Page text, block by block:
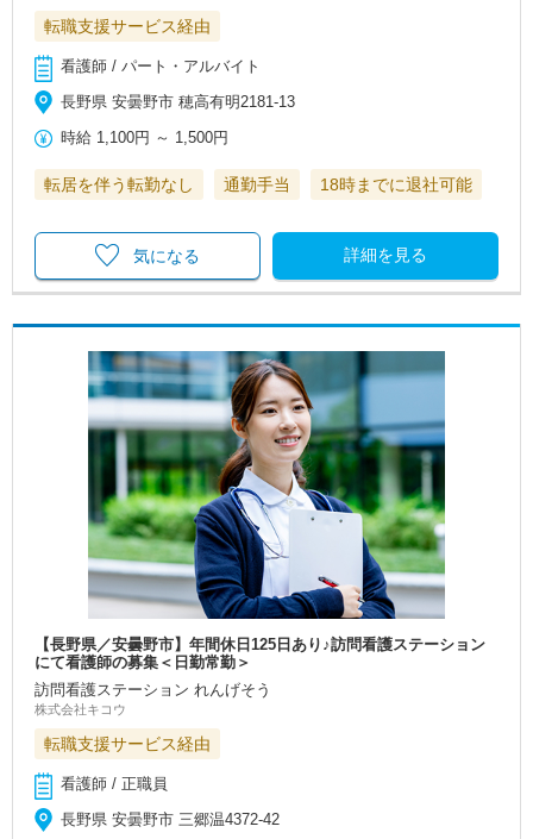
転職支援サービス経由
看護師 / パート・アルバイト
長野県 安曇野市 穂高有明2181-13
時給 1,100円 ～ 1,500円
転居を伴う転勤なし 通勤手当 18時までに退社可能
詳細を見る
気になる
【長野県／安曇野市】年間休日125日あり♪訪問看護ステーション
にて看護師の募集＜日勤常勤＞
訪問看護ステーション れんげそう
株式会社キコウ
転職支援サービス経由
看護師 / 正職員
長野県 安曇野市 三郷温4372-42